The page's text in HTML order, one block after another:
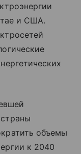
и США.
объемы
к 2040